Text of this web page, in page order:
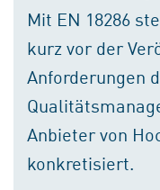
Mit EN 18286
kurz vor der
Anforderungen
Anbieter von
konkretisiert.